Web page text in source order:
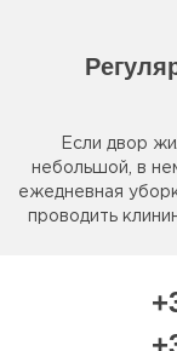
Если двор
небольшой, в
ежедневная
проводить